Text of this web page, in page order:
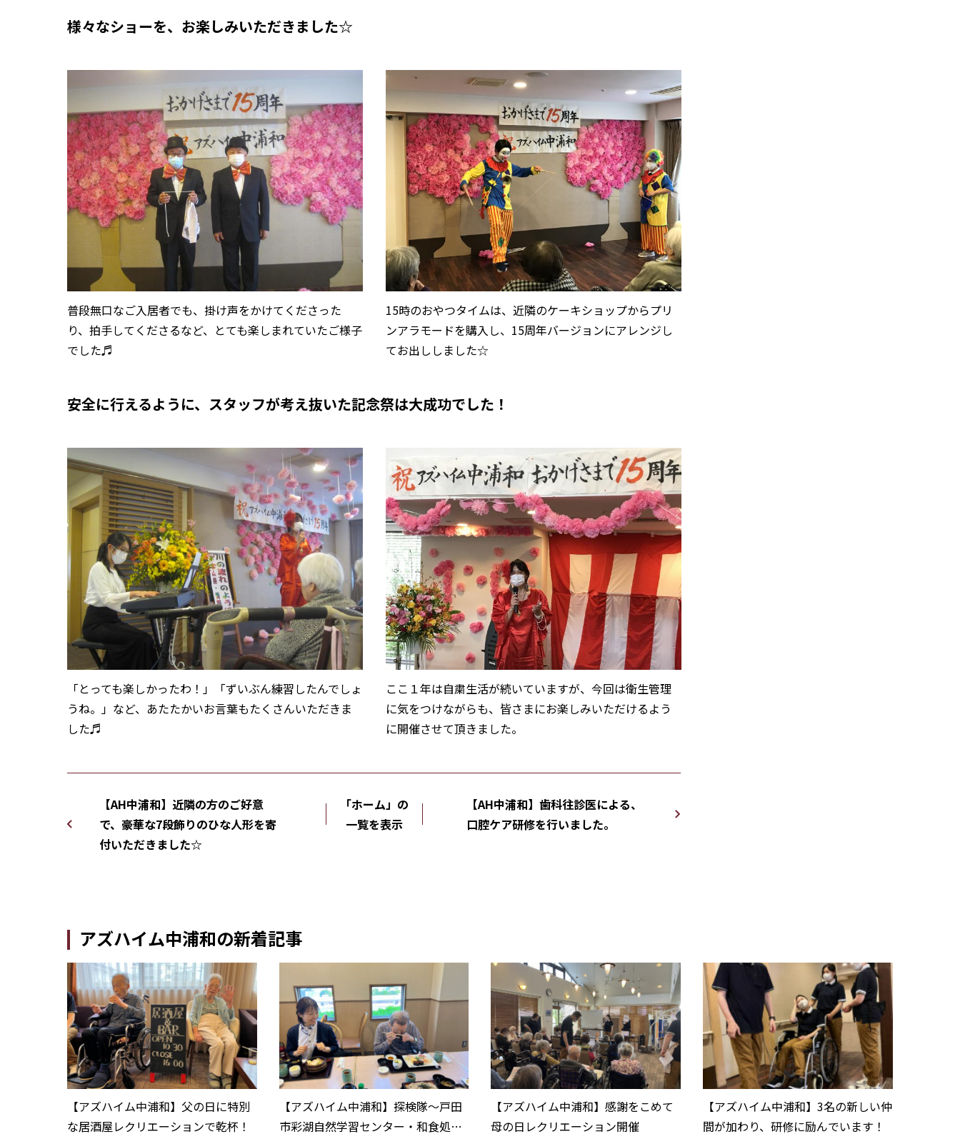
様々なショーを、お楽しみいただきました☆
普段無口なご入居者でも、掛け声をかけてくださった
り、拍手してくださるなど、とても楽しまれていたご様子
でした♬
15時のおやつタイムは、近隣のケーキショップからプリ
ンアラモードを購入し、15周年バージョンにアレンジし
てお出ししました☆
安全に行えるように、スタッフが考え抜いた記念祭は大成功でした！
「とっても楽しかったわ！」「ずいぶん練習したんでしょ
うね。」など、あたたかいお言葉もたくさんいただきま
した♬
ここ１年は自粛生活が続いていますが、今回は衛生管理
に気をつけながらも、皆さまにお楽しみいただけるよう
に開催させて頂きました。
【AH中浦和】近隣の方のご好意
で、豪華な7段飾りのひな人形を寄
付いただきました☆
【AH中浦和】歯科往診医による、
口腔ケア研修を行いました。
「ホーム」の
一覧を表示
アズハイム中浦和の新着記事
【アズハイム中浦和】父の日に特別
な居酒屋レクリエーションで乾杯！
【アズハイム中浦和】探検隊～戸田
市彩湖自然学習センター・和食処と
【アズハイム中浦和】感謝をこめて
母の日レクリエーション開催
【アズハイム中浦和】3名の新しい仲
間が加わり、研修に励んでいます！